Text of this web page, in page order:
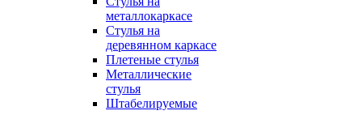
металлокаркасе
Стулья на
деревянном каркасе
Плетеные стулья
Металлические
стулья
Штабелируемые